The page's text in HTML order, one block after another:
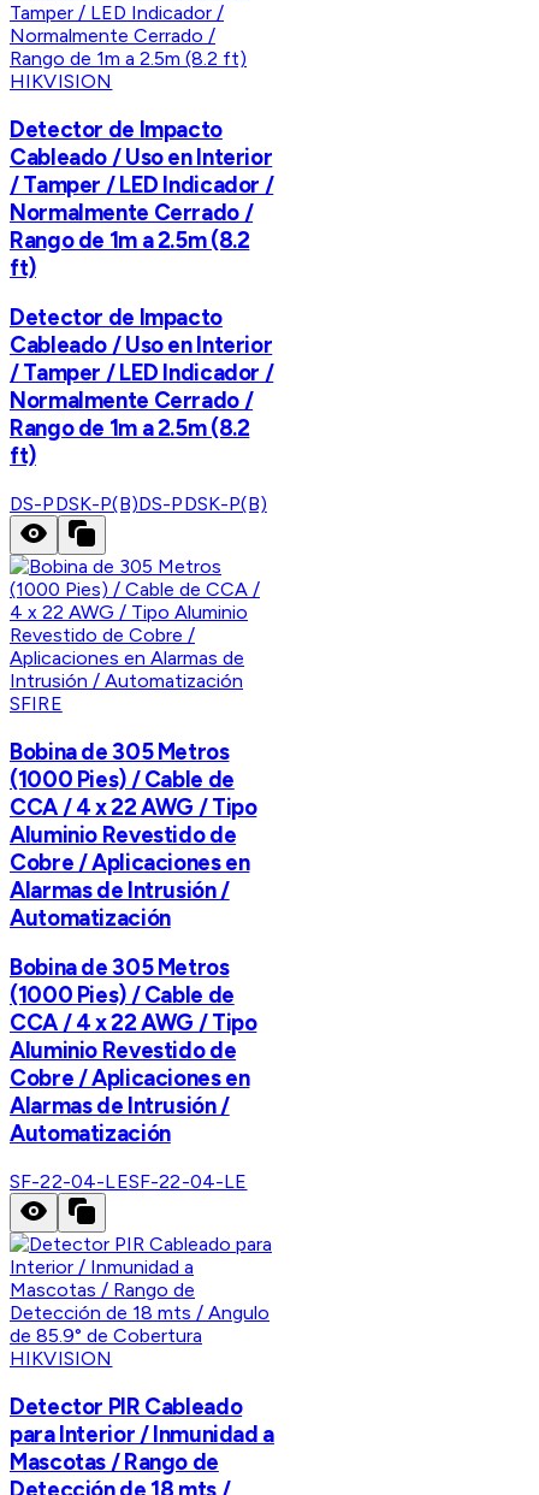
HIKVISION
Detector de Impacto
Cableado / Uso en Interior
/ Tamper / LED Indicador /
Normalmente Cerrado /
Rango de 1m a 2.5m (8.2
ft)
Detector de Impacto
Cableado / Uso en Interior
/ Tamper / LED Indicador /
Normalmente Cerrado /
Rango de 1m a 2.5m (8.2
ft)
DS-PDSK-P(B)DS-PDSK-P(B)
SFIRE
Bobina de 305 Metros
(1000 Pies) / Cable de
CCA / 4 x 22 AWG / Tipo
Aluminio Revestido de
Cobre / Aplicaciones en
Alarmas de Intrusión /
Automatización
Bobina de 305 Metros
(1000 Pies) / Cable de
CCA / 4 x 22 AWG / Tipo
Aluminio Revestido de
Cobre / Aplicaciones en
Alarmas de Intrusión /
Automatización
SF-22-04-LESF-22-04-LE
HIKVISION
Detector PIR Cableado
para Interior / Inmunidad a
Mascotas / Rango de
Detección de 18 mts /